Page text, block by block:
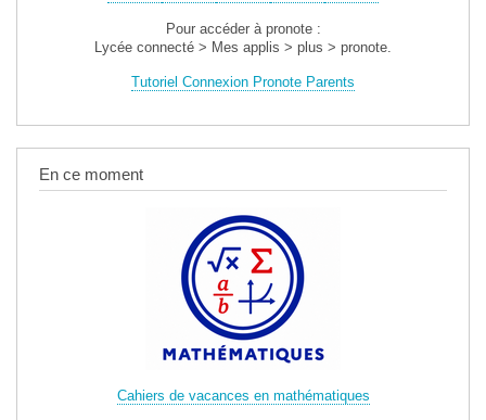
Pour accéder à pronote :
Lycée connecté > Mes applis > plus > pronote.
Tutoriel Connexion Pronote Parents
En ce moment
Cahiers de vacances en mathématiques